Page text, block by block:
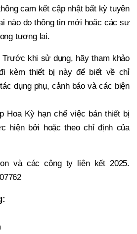
cam kết cập nhật bất kỳ tuyên
nào do thông tin mới hoặc các sự
tương lai.
Trước khi sử dụng, hãy tham khảo
kèm thiết bị này để biết về chỉ
dụng phụ, cảnh báo và các biện
Hoa Kỳ hạn chế việc bán thiết bị
hiện bởi hoặc theo chỉ định của
và các công ty liên kết 2025.